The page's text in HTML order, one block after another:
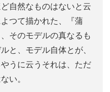
自然なものはないと云
つて描かれた、『蒲
そのモデルの真なるも
と、モデル自体とが、
うに云うそれは、ただ
い。